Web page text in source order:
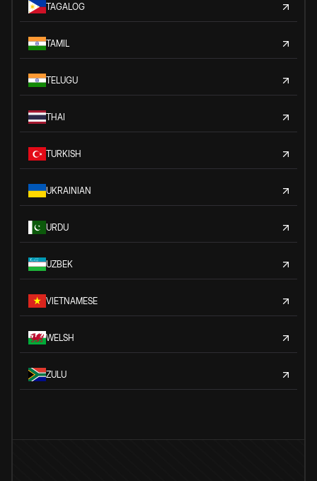
TAGALOG
TAMIL
TELUGU
THAI
TURKISH
UKRAINIAN
URDU
UZBEK
VIETNAMESE
WELSH
ZULU